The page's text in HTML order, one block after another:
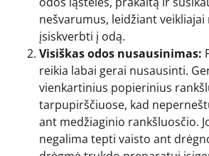
nešvarumus, leidžiant veikliajai
įsiskverbti į odą.
Visiškas odos nusausinimas:
reikia labai gerai nusausinti.
vienkartinius popierinius
tarpupirščiuose, kad
ant medžiaginio rankšluosčio.
negalima tepti vaisto ant